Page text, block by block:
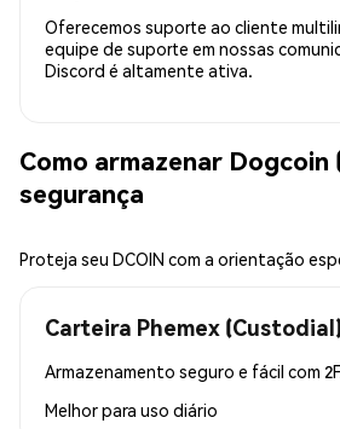
Oferecemos suporte ao cliente
equipe de suporte em nossas
Discord é altamente ativa.
Como armazenar Dogcoin
segurança
Proteja seu DCOIN com a orientação
Carteira Phemex
Armazenamento seguro e fácil com
Melhor para uso diário